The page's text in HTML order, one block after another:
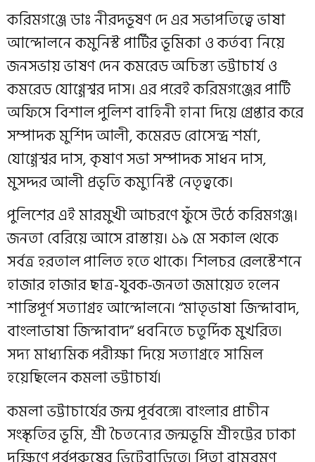
করিমগঞ্জে ডাঃ নীরদভূষণ দে এর সভাপতিত্বে ভাষা
আন্দোলনে কমুনিস্ট পার্টির ভূমিকা ও কর্তব্য নিয়ে
জনসভায় ভাষণ দেন কমরেড অচিন্ত্য ভট্টাচার্য ও
কমরেড যোগ্গেশ্বর দাস। এর পরেই করিমগঞ্জের পার্টি
অফিসে বিশাল পুলিশ বাহিনী হানা দিয়ে গ্রেপ্তার করে
সম্পাদক মুর্শিদ আলী, কমেরড রোসেন্দ্র শর্মা,
যোগ্গেশ্বর দাস, কৃষাণ সভা সম্পাদক সাধন দাস,
মুসদ্দর আলী প্রভৃতি কম্যুনিস্ট নেতৃত্বকে।
পুলিশের এই মারমুখী আচরণে ফুঁসে উঠে করিমগঞ্জ।
জনতা বেরিয়ে আসে রাস্তায়। ১৯ মে সকাল থেকে
সর্বত্র হরতাল পালিত হতে থাকে। শিলচর রেলস্টেশনে
হাজার হাজার ছাত্র-যুবক-জনতা জমায়েত হলেন
শান্তিপূর্ণ সত্যাগ্রহ আন্দোলনে৷ “মাতৃভাষা জিন্দাবাদ,
বাংলাভাষা জিন্দাবাদ” ধবনিতে চতুর্দিক মুখরিত৷
সদ্য মাধ্যমিক পরীক্ষা দিয়ে সত্যাগ্রহে সামিল
হয়েছিলেন কমলা ভট্টাচার্য৷
কমলা ভট্টাচার্যের জন্ম পূর্ববঙ্গে৷ বাংলার প্রাচীন
সংস্কৃতির ভূমি, শ্রী চৈতন্যের জন্মভূমি শ্রীহট্টের ঢাকা